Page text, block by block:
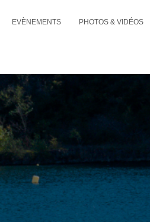
EVÈNEMENTS PHOTOS & VIDÉOS